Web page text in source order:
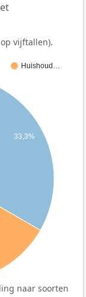
vijftallen).
Huishoud…
33,3%
naar soorten